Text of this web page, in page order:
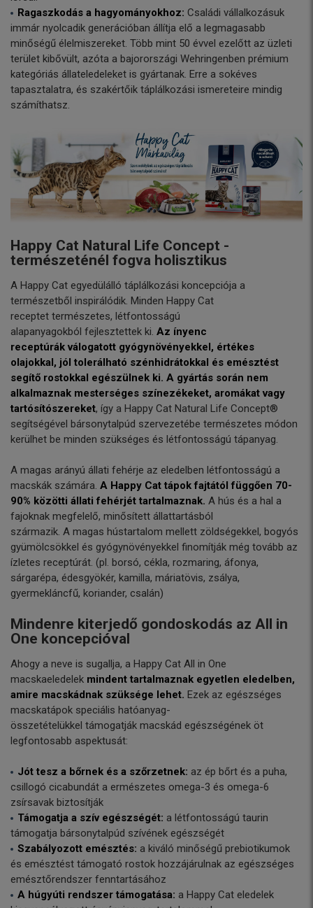
Ragaszkodás a hagyományokhoz: Családi vállalkozásuk
immár nyolcadik generációban állítja elő a legmagasabb
minőségű élelmiszereket. Több mint 50 évvel ezelőtt az üzleti
terület kibővült, azóta a bajorországi Wehringenben prémium
kategóriás állateledeleket is gyártanak. Erre a sokéves
tapasztalatra, és szakértőik táplálkozási ismereteire mindig
számíthatsz.
Happy Cat Natural Life Concept -
természeténél fogva holisztikus
A Happy Cat egyedülálló táplálkozási koncepciója a
természetből inspirálódik. Minden Happy Cat
receptet természetes, létfontosságú
alapanyagokból fejlesztettek ki. Az ínyenc
receptúrák válogatott gyógynövényekkel, értékes
olajokkal, jól tolerálható szénhidrátokkal és emésztést
segítő rostokkal egészülnek ki. A gyártás során nem
alkalmaznak mesterséges színezékeket, aromákat vagy
tartósítószereket, így a Happy Cat Natural Life Concept®
segítségével bársonytalpúd szervezetébe természetes módon
kerülhet be minden szükséges és létfontosságú tápanyag.
A magas arányú állati fehérje az eledelben létfontosságú a
macskák számára. A Happy Cat tápok fajtától függően 70-
90% közötti állati fehérjét tartalmaznak. A hús és a hal a
fajoknak megfelelő, minősített állattartásból
származik. A magas hústartalom mellett zöldségekkel, bogyós
gyümölcsökkel és gyógynövényekkel finomítják még tovább az
ízletes receptúrát. (pl. borsó, cékla, rozmaring, áfonya,
sárgarépa, édesgyökér, kamilla, máriatövis, zsálya,
gyermekláncfű, koriander, csalán)
Mindenre kiterjedő gondoskodás az All in
One koncepcióval
Ahogy a neve is sugallja, a Happy Cat All in One
macskaeledelek mindent tartalmaznak egyetlen eledelben,
amire macskádnak szüksége lehet. Ezek az egészséges
macskatápok speciális hatóanyag-
összetételükkel támogatják macskád egészségének öt
legfontosabb aspektusát:
Jót tesz a bőrnek és a szőrzetnek: az ép bőrt és a puha,
csillogó cicabundát a ermészetes omega-3 és omega-6
zsírsavak biztosítják
Támogatja a szív egészségét: a létfontosságú taurin
támogatja bársonytalpúd szívének egészségét
Szabályozott emésztés: a kiváló minőségű prebiotikumok
és emésztést támogató rostok hozzájárulnak az egészséges
emésztőrendszer fenntartásához
A húgyúti rendszer támogatása: a Happy Cat eledelek